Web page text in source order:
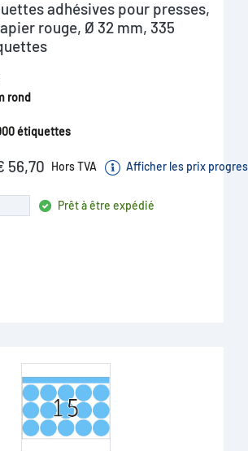
adhésives pour presses,
rouge, Ø 32 mm, 335
rond
étiquettes
56,70 Hors TVA Afficher les prix
Prêt à être expédié